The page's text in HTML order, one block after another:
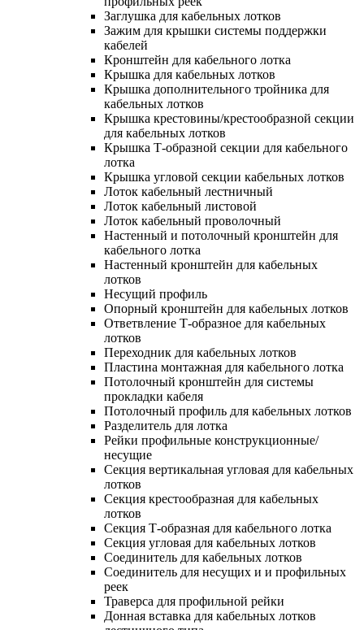
Заглушка для кабельных лотков
Зажим для крышки системы поддержки
кабелей
Кронштейн для кабельного лотка
Крышка для кабельных лотков
Крышка дополнительного тройника для
кабельных лотков
Крышка крестовины/крестообразной секции
для кабельных лотков
Крышка Т-образной секции для кабельного
лотка
Крышка угловой секции кабельных лотков
Лоток кабельный лестничный
Лоток кабельный листовой
Лоток кабельный проволочный
Настенный и потолочный кронштейн для
кабельного лотка
Настенный кронштейн для кабельных
лотков
Несущий профиль
Опорный кронштейн для кабельных лотков
Ответвление Т-образное для кабельных
лотков
Переходник для кабельных лотков
Пластина монтажная для кабельного лотка
Потолочный кронштейн для системы
прокладки кабеля
Потолочный профиль для кабельных лотков
Разделитель для лотка
Рейки профильные конструкционные/
несущие
Секция вертикальная угловая для кабельных
лотков
Секция крестообразная для кабельных
лотков
Секция Т-образная для кабельного лотка
Секция угловая для кабельных лотков
Соединитель для кабельных лотков
Соединитель для несущих и и профильных
реек
Траверса для профильной рейки
Донная вставка для кабельных лотков